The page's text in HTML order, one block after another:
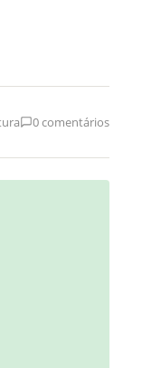
0 comentários